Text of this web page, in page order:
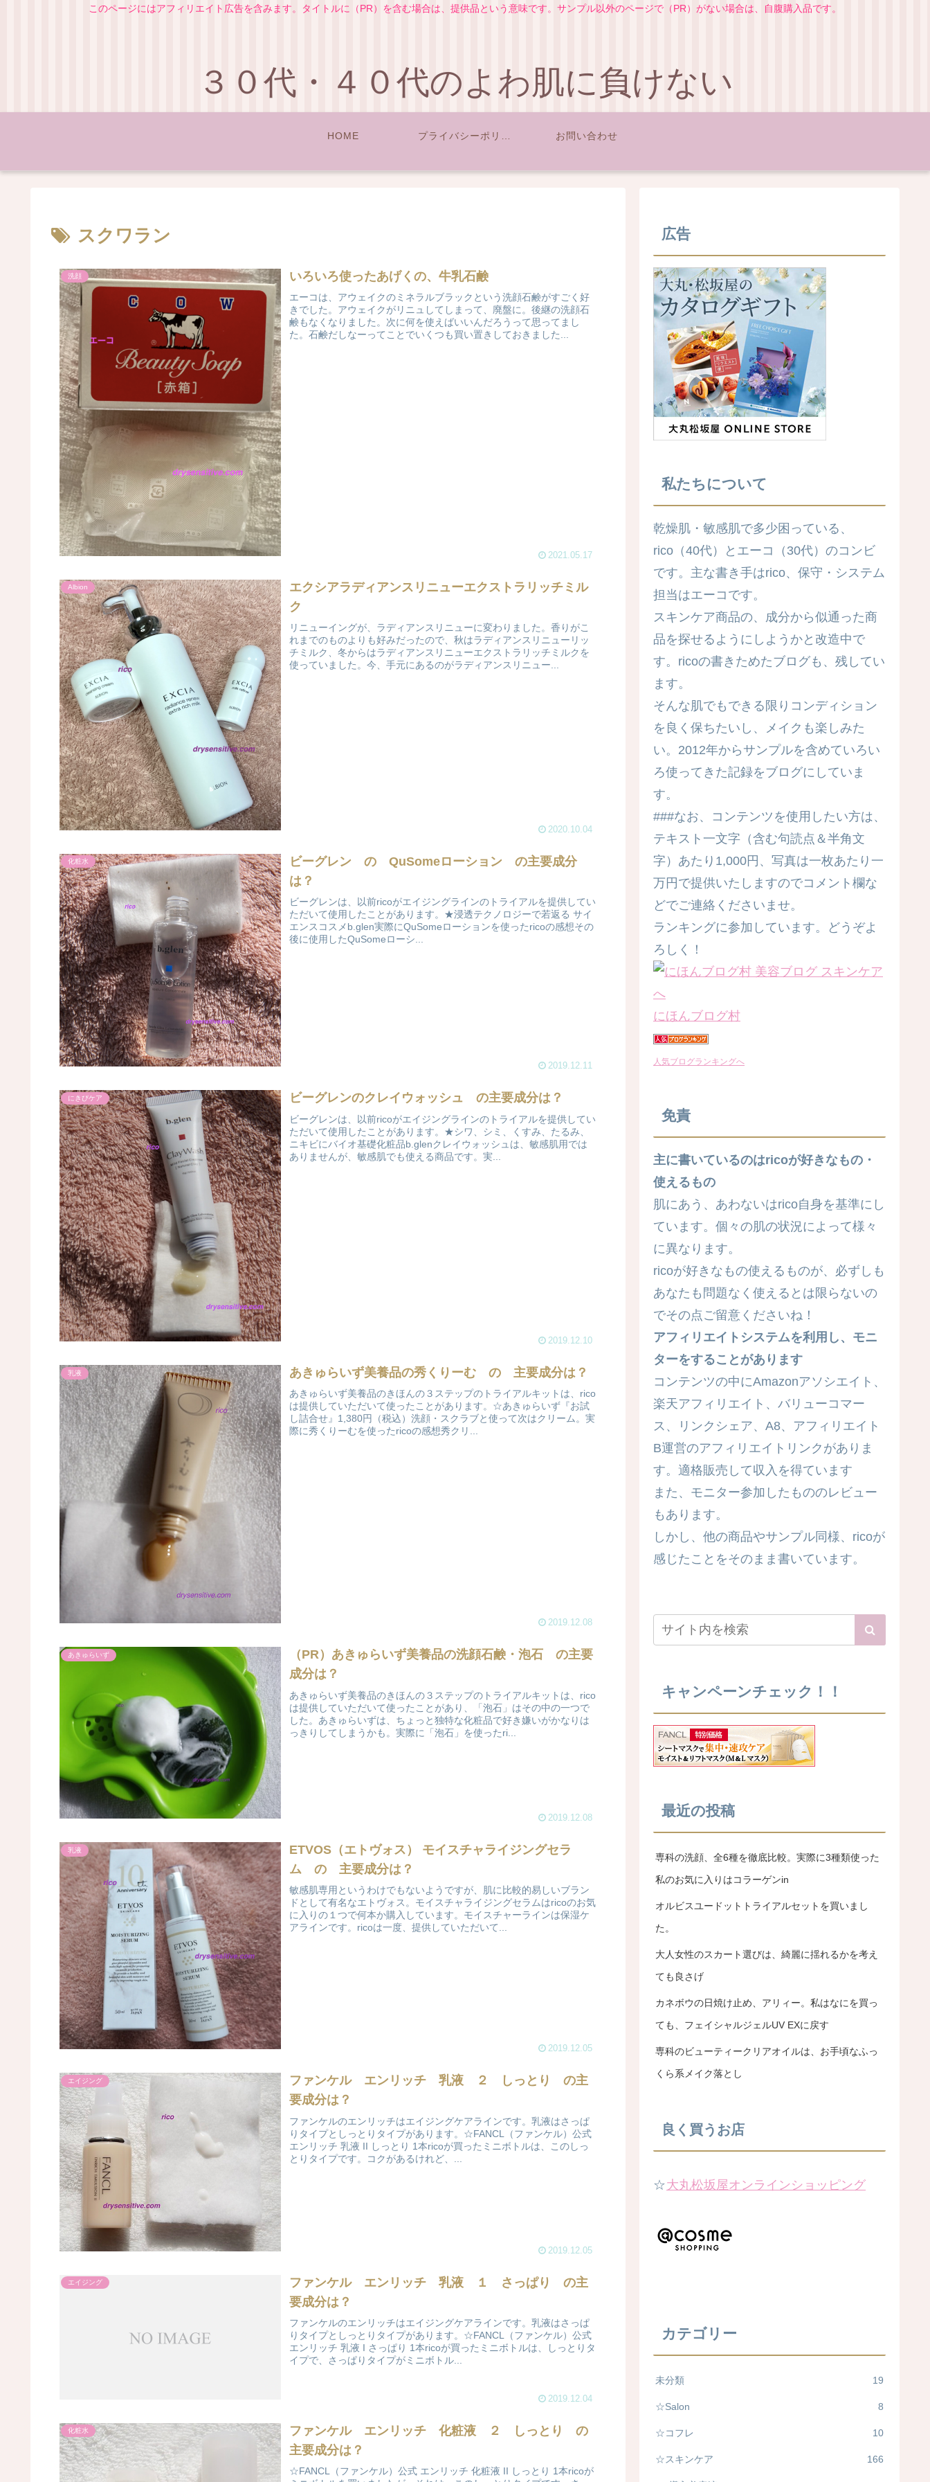
このページにはアフィリエイト広告を含みます。タイトルに（PR）を含む場合は、提供品という意味です。サンプル以外のページで（PR）がない場合は、自腹購入品です。
３０代・４０代のよわ肌に負けない
HOME お問い合わせ
スクワラン
洗顔 いろいろ使ったあげくの、牛乳石鹸
エーコは、アウェイクのミネラルブラックという洗顔石鹸がすごく好
きでした。アウェイクがリニュしてしまって、廃盤に。後継の洗顔石
鹸もなくなりました。次に何を使えばいいんだろうって思ってまし
た。石鹸だしなーってことでいくつも買い置きしておきました...
2021.05.17
Albion
エクシアラディアンスリニューエクストラリッチミル
ク
リニューイングが、ラディアンスリニューに変わりました。香りがこ
れまでのものよりも好みだったので、秋はラディアンスリニューリッ
チミルク、冬からはラディアンスリニューエクストラリッチミルクを
使っていました。今、手元にあるのがラディアンスリニュー...
2020.10.04
化粧水
ビーグレン の QuSomeローション の主要成分
は？
ビーグレンは、以前ricoがエイジングラインのトライアルを提供してい
ただいて使用したことがあります。★浸透テクノロジーで若返る サイ
エンスコスメb.glen実際にQuSomeローションを使ったricoの感想その
後に使用したQuSomeローシ...
2019.12.11
にきびケア ビーグレンのクレイウォッシュ の主要成分は？
ビーグレンは、以前ricoがエイジングラインのトライアルを提供してい
ただいて使用したことがあります。★シワ、シミ、くすみ、たるみ、
ニキビにバイオ基礎化粧品b.glenクレイウォッシュは、敏感肌用では
ありませんが、敏感肌でも使える商品です。実...
2019.12.10
乳液 あきゅらいず美養品の秀くりーむ の 主要成分は？
あきゅらいず美養品のきほんの３ステップのトライアルキットは、rico
は提供していただいて使ったことがあります。☆あきゅらいず『お試
し詰合せ』1,380円（税込）洗顔・スクラブと使って次はクリーム。実
際に秀くりーむを使ったricoの感想秀クリ...
2019.12.08
あきゅらいず
（PR）あきゅらいず美養品の洗顔石鹸・泡石 の主要
成分は？
あきゅらいず美養品のきほんの３ステップのトライアルキットは、rico
は提供していただいて使ったことがあり、「泡石」はその中の一つで
した。あきゅらいずは、ちょっと独特な化粧品で好き嫌いがかなりは
っきりしてしまうかも。実際に「泡石」を使ったri...
2019.12.08
乳液
ETVOS（エトヴォス） モイスチャライジングセラ
ム の 主要成分は？
敏感肌専用というわけでもないようですが、肌に比較的易しいブラン
ドとして有名なエトヴォス。モイスチャライジングセラムはricoのお気
に入りの１つで何本か購入しています。モイスチャーラインは保湿ケ
アラインです。ricoは一度、提供していただいて...
2019.12.05
エイジング
ファンケル エンリッチ 乳液 ２ しっとり の主
要成分は？
ファンケルのエンリッチはエイジングケアラインです。乳液はさっぱ
りタイプとしっとりタイプがあります。☆FANCL（ファンケル）公式
エンリッチ 乳液 II しっとり 1本ricoが買ったミニボトルは、このしっ
とりタイプです。コクがあるけれど、...
2019.12.05
エイジング
ファンケル エンリッチ 乳液 １ さっぱり の主
要成分は？
ファンケルのエンリッチはエイジングケアラインです。乳液はさっぱ
りタイプとしっとりタイプがあります。☆FANCL（ファンケル）公式
エンリッチ 乳液 I さっぱり 1本ricoが買ったミニボトルは、しっとりタ
イプで、さっぱりタイプがミニボトル...
2019.12.04
化粧水
ファンケル エンリッチ 化粧液 ２ しっとり の
主要成分は？
☆FANCL（ファンケル）公式 エンリッチ 化粧液 II しっとり 1本ricoが
広告
私たちについて
乾燥肌・敏感肌で多少困っている、
rico（40代）とエーコ（30代）のコンビ
です。主な書き手はrico、保守・システム
担当はエーコです。
スキンケア商品の、成分から似通った商
品を探せるようにしようかと改造中で
す。ricoの書きためたブログも、残してい
ます。
そんな肌でもできる限りコンディション
を良く保ちたいし、メイクも楽しみた
い。2012年からサンプルを含めていろい
ろ使ってきた記録をブログにしていま
す。
###なお、コンテンツを使用したい方は、
テキスト一文字（含む句読点＆半角文
字）あたり1,000円、写真は一枚あたり一
万円で提供いたしますのでコメント欄な
どでご連絡くださいませ。
ランキングに参加しています。どうぞよ
ろしく！
にほんブログ村
人気ブログランキングへ
免責
主に書いているのはricoが好きなもの・
使えるもの
肌にあう、あわないはrico自身を基準にし
ています。個々の肌の状況によって様々
に異なります。
ricoが好きなもの使えるものが、必ずしも
あなたも問題なく使えるとは限らないの
でその点ご留意くださいね！
アフィリエイトシステムを利用し、モニ
ターをすることがあります
コンテンツの中にAmazonアソシエイト、
楽天アフィリエイト、バリューコマー
ス、リンクシェア、A8、アフィリエイト
B運営のアフィリエイトリンクがありま
す。適格販売して収入を得ています
また、モニター参加したもののレビュー
もあります。
しかし、他の商品やサンプル同様、ricoが
感じたことをそのまま書いています。
キャンペーンチェック！！
最近の投稿
専科の洗顔、全6種を徹底比較。実際に3種類使った
私のお気に入りはコラーゲンin
オルビスユードットトライアルセットを買いまし
た。
大人女性のスカート選びは、綺麗に揺れるかを考え
ても良さげ
カネボウの日焼け止め、アリィー。私はなにを買っ
ても、フェイシャルジェルUV EXに戻す
専科のビューティークリアオイルは、お手頃なふっ
くら系メイク落とし
良く買うお店
☆大丸松坂屋オンラインショッピング
カテゴリー
未分類 19
☆Salon 8
☆コフレ 10
☆スキンケア 166